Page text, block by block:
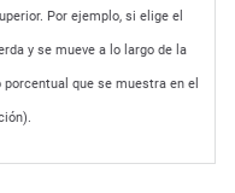
Por ejemplo, si elige el
y se mueve a lo largo de la
que se muestra en el